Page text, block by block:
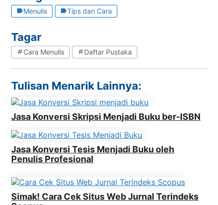
Menulis Tips dan Cara
Tagar
Cara Menulis Daftar Pustaka
Tulisan Menarik Lainnya:
Jasa Konversi Skripsi Menjadi Buku ber-ISBN
Jasa Konversi Tesis Menjadi Buku oleh
Penulis Profesional
Simak! Cara Cek Situs Web Jurnal Terindeks